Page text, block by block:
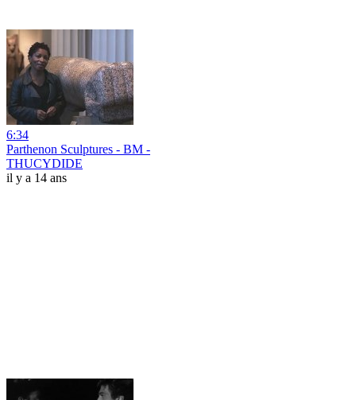
6:34
Parthenon Sculptures - BM -
THUCYDIDE
il y a 14 ans